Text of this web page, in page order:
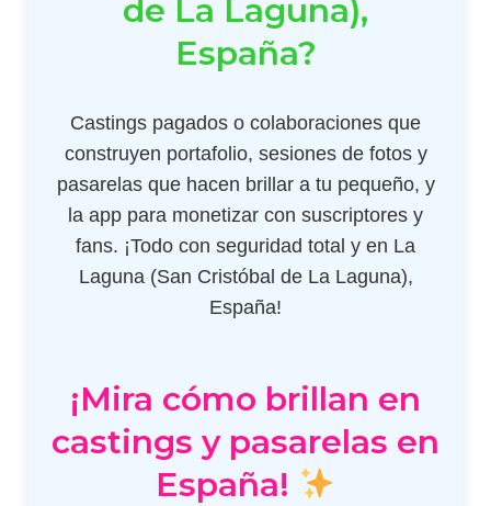
de La Laguna),
España?
Castings pagados o colaboraciones que
construyen portafolio, sesiones de fotos y
pasarelas que hacen brillar a tu pequeño, y
la app para monetizar con suscriptores y
fans. ¡Todo con seguridad total y en La
Laguna (San Cristóbal de La Laguna),
España!
¡Mira cómo brillan en
castings y pasarelas en
España!